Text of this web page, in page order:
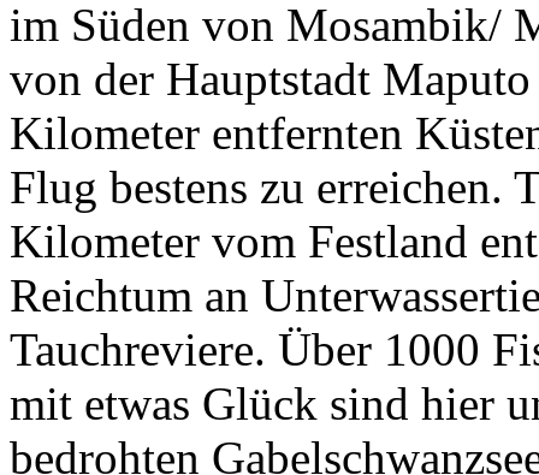
im Süden von Mosambik/
von der Hauptstadt
Kilometer entfernten
Flug bestens zu erreichen.
Kilometer vom Festland
Reichtum an
Tauchreviere. Über 1000
mit etwas Glück sind hier
bedrohten